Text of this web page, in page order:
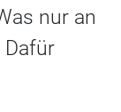
nur an
Dafür